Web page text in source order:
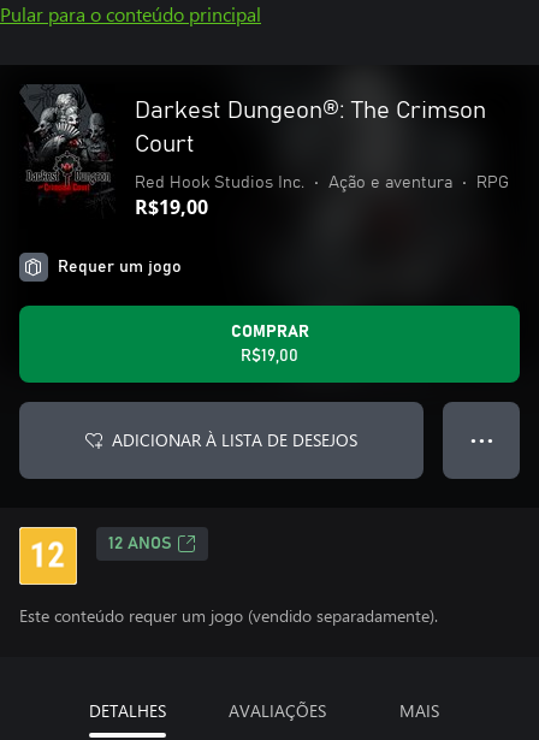
Pular para o conteúdo principal
Darkest Dungeon®: The Crimson
Court
Red Hook Studios Inc. • Ação e aventura • RPG
R$19,00
Requer um jogo
COMPRAR
R$19,00
ADICIONAR À LISTA DE DESEJOS ● ● ●
12 ANOS
Este conteúdo requer um jogo (vendido separadamente).
DETALHES AVALIAÇÕES MAIS